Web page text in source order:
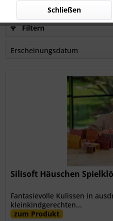
Filtern
Silisoft Häuschen
Fantasievolle Kulissen in
kleinkindgerechten...
zum Produkt
Schließen